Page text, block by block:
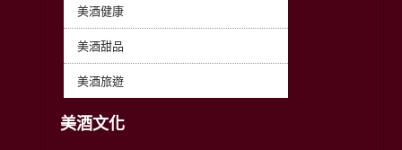
美酒健康
美酒甜品
美酒旅遊
美酒文化